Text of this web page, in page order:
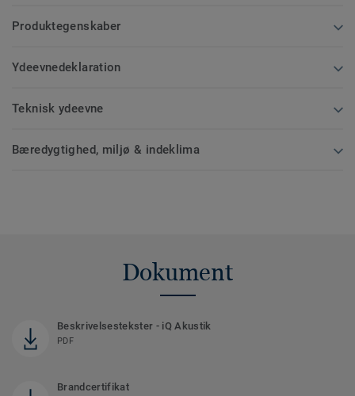
Produktegenskaber
Ydeevnedeklaration
Teknisk ydeevne
Bæredygtighed, miljø & indeklima
Dokument
Beskrivelsestekster - iQ Akustik
PDF
Brandcertifikat